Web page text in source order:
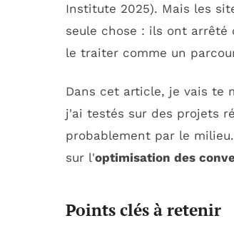
Institute 2025). Mais les
seule chose : ils ont
le traiter comme un
Dans cet article, je vais te
j'ai testés sur des projets
probablement par le
sur l'optimisation des
Points clés à retenir